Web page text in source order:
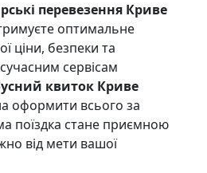
перевезення Криве
оптимальне
ціни, безпеки та
сервісам
квиток Криве
оформити всього за
поїздка стане приємною
від мети вашої